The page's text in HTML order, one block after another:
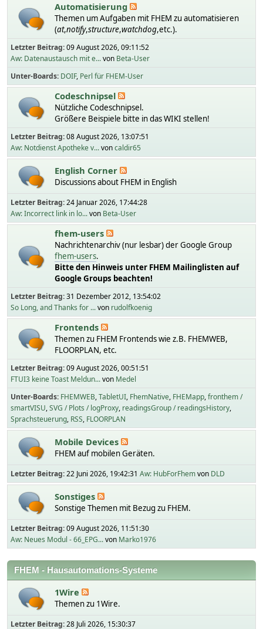
Automatisierung
Themen um Aufgaben mit FHEM zu automatisieren
(at,notify,structure,watchdog,etc.).
Letzter Beitrag:09 August 2026, 09:11:52
Aw: Datenaustausch mit e...von Beta-User
Unter-Boards DOIF Perl für FHEM-User
Codeschnipsel
Nützliche Codeschnipsel.
Größere Beispiele bitte in das WIKI stellen!
Letzter Beitrag:08 August 2026, 13:07:51
Aw: Notdienst Apotheke v...voncaldir65
English Corner
Discussions about FHEM in English
Letzter Beitrag:24 Januar 2026, 17:44:28
Aw: Incorrect link in lo...von Beta-User
fhem-users
Nachrichtenarchiv (nur lesbar) der Google Group
fhem-users.
Bitte den Hinweis unter FHEM Mailinglisten auf
Google Groups beachten!
Letzter Beitrag:31 Dezember 2012, 13:54:02
So Long, and Thanks for ...von rudolfkoenig
Frontends
Themen zu FHEM Frontends wie z.B. FHEMWEB,
FLOORPLAN, etc.
Letzter Beitrag:09 August 2026, 00:51:51
FTUI3 keine Toast Meldun...von Medel
Unter-Boards FHEMWEB TabletUI FhemNative FHEMapp fronthem /
smartVISU SVG / Plots / logProxy readingsGroup / readingsHistory
Sprachsteuerung RSS FLOORPLAN
Mobile Devices
FHEM auf mobilen Geräten.
Letzter Beitrag:22 Juni 2026, 19:42:31 Aw: HubForFhemvon DLD
Sonstiges
Sonstige Themen mit Bezug zu FHEM.
Letzter Beitrag:09 August 2026, 11:51:30
Aw: Neues Modul - 66_EPG...von Marko1976
FHEM - Hausautomations-Systeme
1Wire
Themen zu 1Wire.
Letzter Beitrag:28 Juli 2026, 15:30:37